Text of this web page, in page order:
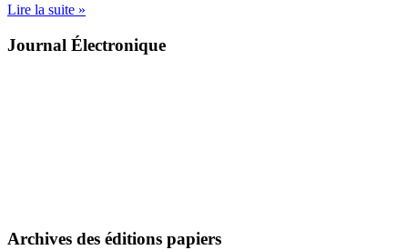
Lire la suite »
Journal Électronique
Archives des éditions papiers